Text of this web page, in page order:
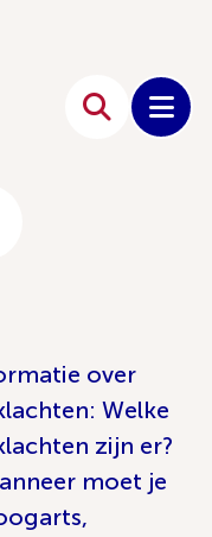
over
Welke
zijn er?
moet je